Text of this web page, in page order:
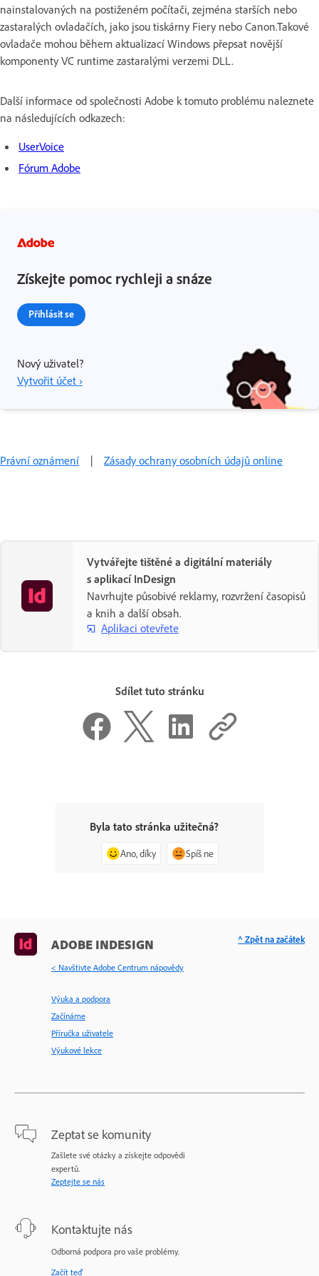
nainstalovaných na postiženém počítači, zejména starších nebo
zastaralých ovladačích, jako jsou tiskárny Fiery nebo Canon.Takové
ovladače mohou během aktualizací Windows přepsat novější
komponenty VC runtime zastaralými verzemi DLL.
Další informace od společnosti Adobe k tomuto problému naleznete
na následujících odkazech:
UserVoice
Fórum Adobe
Získejte pomoc rychleji a snáze
Přihlásit se
Nový uživatel?
Vytvořit účet ›
Právní oznámení | Zásady ochrany osobních údajů online
Vytvářejte tištěné a digitální materiály
s aplikací InDesign
Navrhujte působivé reklamy, rozvržení časopisů
a knih a další obsah.
Aplikaci otevřete
Sdílet tuto stránku
Byla tato stránka užitečná?
Ano, díky Spíš ne
ADOBE INDESIGN
< Navštivte Adobe Centrum nápovědy
Výuka a podpora
Začínáme
Příručka uživatele
Výukové lekce
Zeptat se komunity
Zašlete své otázky a získejte odpovědi
expertů.
Zeptejte se nás
Kontaktujte nás
Odborná podpora pro vaše problémy.
Začít teď
^ Zpět na začátek